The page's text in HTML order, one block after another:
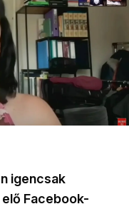
igencsak
Facebook-